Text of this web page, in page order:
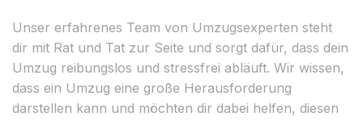
Unser erfahrenes Team von Umzugsexperten steht
dir mit Rat und Tat zur Seite und sorgt dafür, dass dein
Umzug reibungslos und stressfrei abläuft. Wir wissen,
dass ein Umzug eine große Herausforderung
darstellen kann und möchten dir dabei helfen, diesen